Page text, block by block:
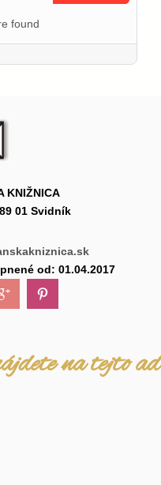
found
KNIŽNICA
01 Svidník
od: 01.04.2017
na tejto